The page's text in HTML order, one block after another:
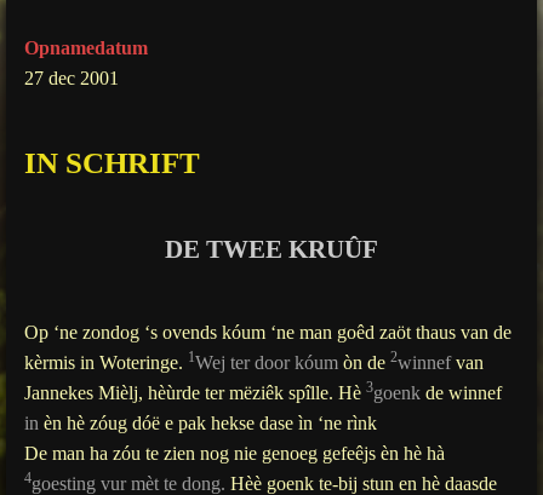
Opnamedatum
27 dec 2001
IN SCHRIFT
DE TWEE KRUÛF
Op ‘ne zondog ‘s ovends kóum ‘ne man goêd zaöt thaus van de
kèrmis in Woteringe. 1Wej ter door kóum òn de 2winnefvan
Jannekes Mièlj, hèùrde ter mëziêk spîlle. Hè 3goenk de winnef
in èn hè zóug dóë e pak hekse dase ìn ‘ne rìnk
De man ha zóu te zien nog nie genoeg gefeêjs èn hè hà
4goesting vur mèt te dong. Hèè goenk te-bij stun en hè daasde